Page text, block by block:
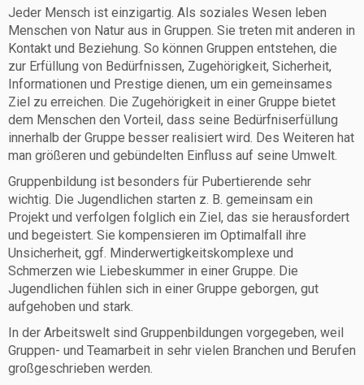
Jeder Mensch ist einzigartig. Als soziales Wesen leben
Menschen von Natur aus in Gruppen. Sie treten mit anderen in
Kontakt und Beziehung. So können Gruppen entstehen, die
zur Erfüllung von Bedürfnissen, Zugehörigkeit, Sicherheit,
Informationen und Prestige dienen, um ein gemeinsames
Ziel zu erreichen. Die Zugehörigkeit in einer Gruppe bietet
dem Menschen den Vorteil, dass seine Bedürfniserfüllung
innerhalb der Gruppe besser realisiert wird. Des Weiteren hat
man größeren und gebündelten Einfluss auf seine Umwelt.
Gruppenbildung ist besonders für Pubertierende sehr
wichtig. Die Jugendlichen starten z. B. gemeinsam ein
Projekt und verfolgen folglich ein Ziel, das sie herausfordert
und begeistert. Sie kompensieren im Optimalfall ihre
Unsicherheit, ggf. Minderwertigkeitskomplexe und
Schmerzen wie Liebeskummer in einer Gruppe. Die
Jugendlichen fühlen sich in einer Gruppe geborgen, gut
aufgehoben und stark.
In der Arbeitswelt sind Gruppenbildungen vorgegeben, weil
Gruppen- und Teamarbeit in sehr vielen Branchen und Berufen
großgeschrieben werden.